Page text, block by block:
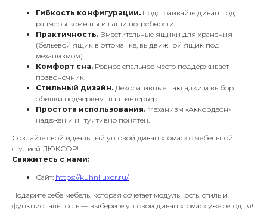
Гибкость конфигурации. Подстраивайте диван под
размеры комнаты и ваши потребности.
Практичность. Вместительные ящики для хранения
(бельевой ящик в оттоманке, выдвижной ящик под
механизмом).
Комфорт сна. Ровное спальное место поддерживает
позвоночник.
Стильный дизайн. Декоративные накладки и выбор
обивки подчеркнут ваш интерьер.
Простота использования. Механизм «Аккордеон»
надёжен и интуитивно понятен.
Создайте свой идеальный угловой диван «Томас» с мебельной
студией ЛЮКСОР!
Свяжитесь с нами:
Сайт: https://kuhniluxor.ru/
Подарите себе мебель, которая сочетает модульность, стиль и
функциональность — выберите угловой диван «Томас» уже сегодня!